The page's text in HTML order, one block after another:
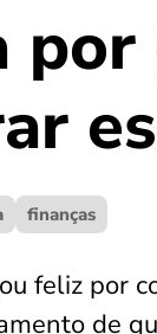
finanças
feliz por
de